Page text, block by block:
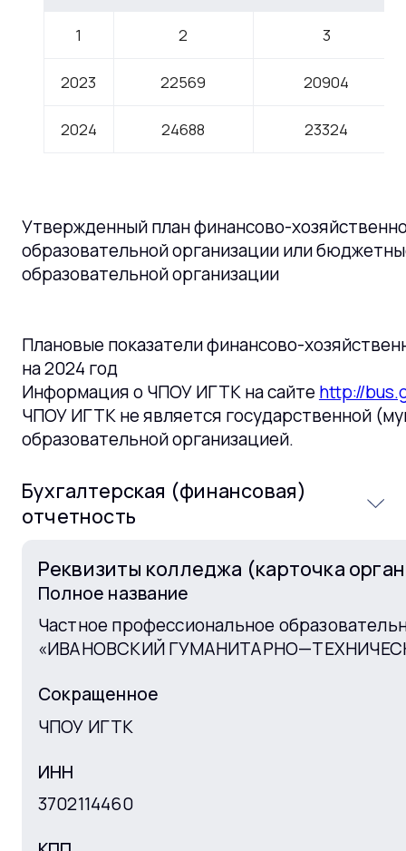
1 2 3
2023 22569 20904
2024 24688 23324
Утвержденный план финансово-
образовательной организации или
образовательной организации
Плановые показатели финансово-
на 2024 год
Информация о ЧПОУ ИГТК на сайте http://
ЧПОУ ИГТК не является государственной
образовательной организацией.
Бухгалтерская (финансовая)
отчетность
(финансовая)
отчетность
за 2022 год
Бухгалтерская
отчетность
(финансовая)
отчетность
Бухгалтерская
Реквизиты колледжа (карточка
Полное название
Частное профессиональное
«ИВАНОВСКИЙ
Сокращенное
ЧПОУ ИГТК
ИНН
3702114460